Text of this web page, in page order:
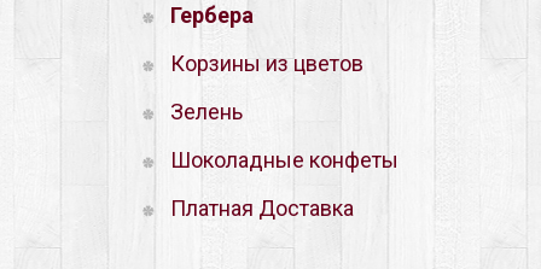
Гербера
Корзины из цветов
Зелень
Шоколадные конфеты
Платная Доставка